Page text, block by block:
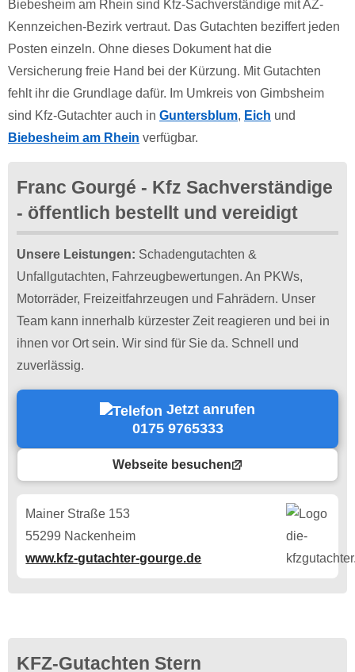
Biebesheim am Rhein sind Kfz-Sachverständige mit AZ-
Kennzeichen-Bezirk vertraut. Das Gutachten beziffert jeden
Posten einzeln. Ohne dieses Dokument hat die
Versicherung freie Hand bei der Kürzung. Mit Gutachten
fehlt ihr die Grundlage dafür. Im Umkreis von Gimbsheim
sind Kfz-Gutachter auch in Guntersblum, Eich und
Biebesheim am Rhein verfügbar.
Franc Gourgé - Kfz Sachverständige
- öffentlich bestellt und vereidigt
Unsere Leistungen: Schadengutachten &
Unfallgutachten, Fahrzeugbewertungen. An PKWs,
Motorräder, Freizeitfahrzeugen und Fahrädern. Unser
Team kann innerhalb kürzester Zeit reagieren und bei in
ihnen vor Ort sein. Wir sind für Sie da. Schnell und
zuverlässig.
Jetzt anrufen
0175 9765333
Webseite besuchen
Mainer Straße 153
55299 Nackenheim
www.kfz-gutachter-gourge.de
KFZ-Gutachten Stern